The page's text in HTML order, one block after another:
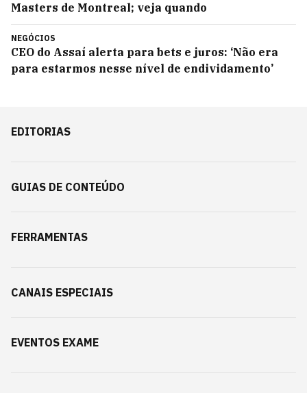
Masters de Montreal; veja quando
NEGÓCIOS
CEO do Assaí alerta para bets e juros: ‘Não era
para estarmos nesse nível de endividamento’
EDITORIAS
GUIAS DE CONTEÚDO
FERRAMENTAS
CANAIS ESPECIAIS
EVENTOS EXAME